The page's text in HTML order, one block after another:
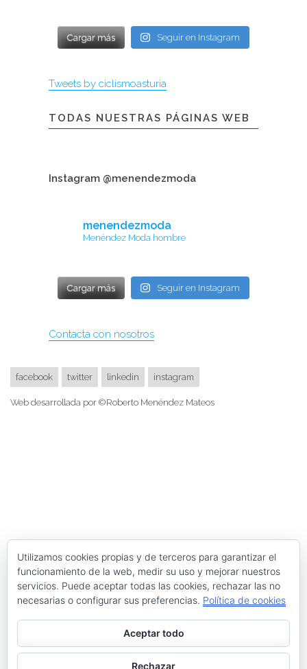
Cargar más Seguir en Instagram
Tweets by ciclismoasturia
TODAS NUESTRAS PÁGINAS WEB
Instagram @menendezmoda
menendezmoda
Menéndez Moda hombre
Cargar más Seguir en Instagram
Contacta con nosotros
facebook twitter linkedin instagram
Web desarrollada por ©Roberto Menéndez Mateos
Utilizamos cookies propias y de terceros para garantizar el
funcionamiento de la web, medir su uso y mejorar nuestros
servicios. Puede aceptar todas las cookies, rechazar las no
necesarias o configurar sus preferencias. Política de cookies
Aceptar todo
Rechazar